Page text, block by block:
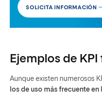
SOLICITA INFORMACIÓN
Ejemplos de
Aunque existen numerosos
los de uso más frecuente